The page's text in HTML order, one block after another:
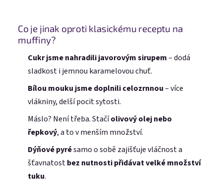
Co je jinak oproti klasickému receptu na
muffiny?
Cukr jsme nahradilijavorovým sirupem– dodá
sladkost i jemnou karamelovou chuť.
Bílou mouku jsme doplnili celozrnnou– více
vlákniny, delší pocit sytosti.
Máslo? Není třeba. Stačíolivový olej nebo
řepkový, a to v menším množství.
Dýňové pyrésamo o sobě zajišťuje vláčnost a
šťavnatostbez nutnosti přidávat velké množství
tuku.